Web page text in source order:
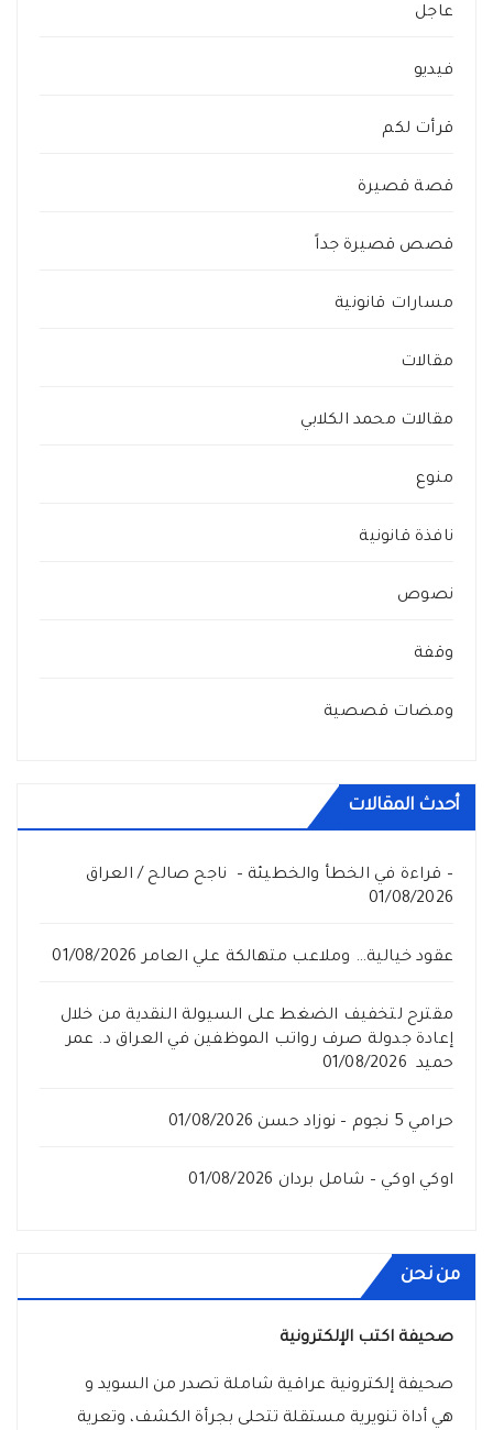
عاجل
فيديو
قرأت لكم
قصة قصيرة
قصص قصيرة جداً
مسارات قانونية
مقالات
مقالات محمد الكلابي
منوع
نافذة قانونية
نصوص
وقفة
ومضات قصصية
أحدث المقالات
– قراءة في الخطأ والخطيئة – ناجح صالح / العراق
01/08/2026
عقود خيالية… وملاعب متهالكة علي العامر 01/08/2026
مقترح لتخفيف الضغط على السيولة النقدية من خلال
إعادة جدولة صرف رواتب الموظفين في العراق د. عمر
حميد 01/08/2026
حرامي 5 نجوم – نوزاد حسن 01/08/2026
اوكي اوكي – شامل بردان 01/08/2026
من نحن
صحيفة اكتب الإلكترونية
صحيفة إلكترونية عراقية شاملة تصدر من السويد و
هي أداة تنويرية مستقلة تتحلى بجرأة الكشف، وتعرية